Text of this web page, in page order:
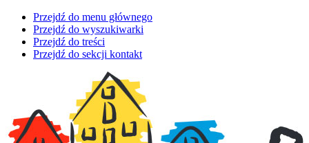
Przejdź do menu głównego
Przejdź do wyszukiwarki
Przejdź do treści
Przejdź do sekcji kontakt